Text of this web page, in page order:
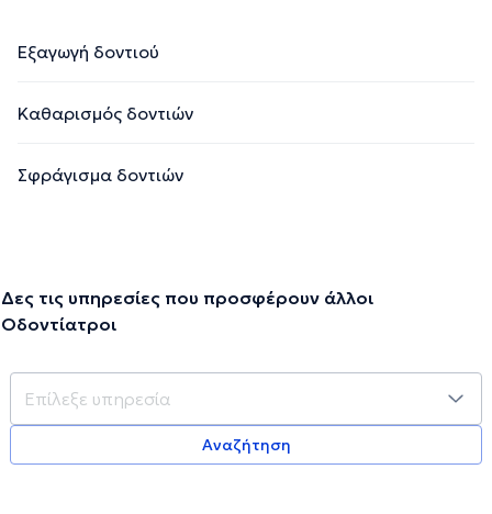
Εξαγωγή δοντιού
Καθαρισμός δοντιών
Σφράγισμα δοντιών
Δες τις υπηρεσίες που προσφέρουν άλλοι
Οδοντίατροι
Αναζήτηση